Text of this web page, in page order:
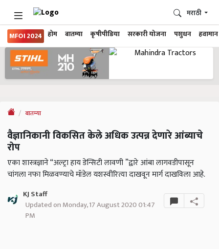
MFOI 2024 होम बातम्या कृषीपीडिया सरकारी योजना पशुधन हवामान
मराठी
बातम्या
वैज्ञानिकानी विकसित केले अधिक उत्पन्न देणारे आंब्याचे
रोप
एका शास्त्रज्ञाने “अल्ट्रा हाय डेन्सिटी लावणी ”द्वारे आंबा लागवडीपासून
चांगला नफा मिळवण्याचे मॉडेल यशस्वीरित्या दाखवून मार्ग दाखविला आहे.
KJ Staff
Updated on Monday, 17 August 2020 01:47
PM